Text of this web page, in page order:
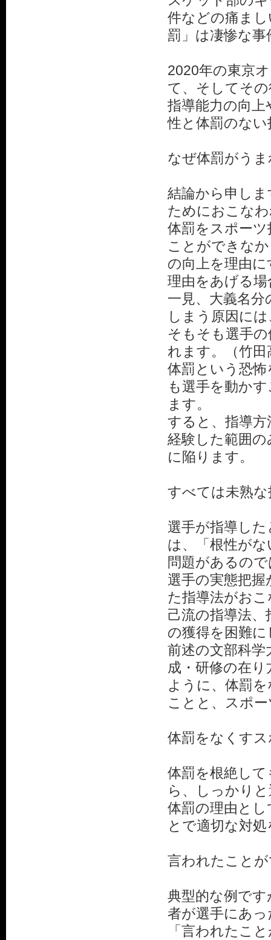
件などの痛ま
罰」は凄惨な
2020年の東京
て、そしてそ
指導能力の向
性と体罰のな
なぜ体罰がう
結論から申し
ためにおこな
体罰をスポー
ことができな
の向上を理由
理由をあげる
一見、大義名
しまう原因に
そもそも選手
れます。（竹
体罰という恐
も選手を動か
ます。
すると、指導
経験した範囲
に陥ります。
すべては未熟
選手が指導し
は、「根性が
問題があるの
選手の実態把
た指導法がお
己流の指導法
の獲得を困難
前述の文部科
成・研修の在
ように、体罰
ことと、スポ
体罰をなくす
体罰を根絶し
ら、しっかり
体罰の理由と
とで適切な対
言われたこと
典型的な例で
者が選手にあ
「言われたこ